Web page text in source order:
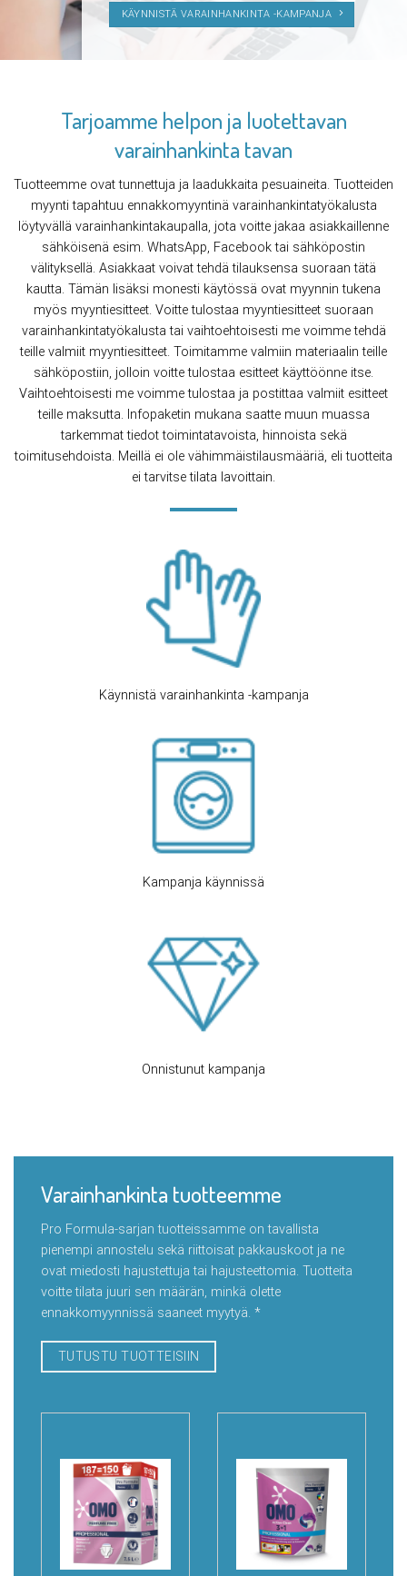
KÄYNNISTÄ VARAINHANKINTA -KAMPANJA
Tarjoamme helpon ja luotettavan
varainhankinta tavan
Tuotteemme ovat tunnettuja ja laadukkaita pesuaineita. Tuotteiden
myynti tapahtuu ennakkomyyntinä varainhankintatyökalusta
löytyvällä varainhankintakaupalla, jota voitte jakaa asiakkaillenne
sähköisenä esim. WhatsApp, Facebook tai sähköpostin
välityksellä. Asiakkaat voivat tehdä tilauksensa suoraan tätä
kautta. Tämän lisäksi monesti käytössä ovat myynnin tukena
myös myyntiesitteet. Voitte tulostaa myyntiesitteet suoraan
varainhankintatyökalusta tai vaihtoehtoisesti me voimme tehdä
teille valmiit myyntiesitteet. Toimitamme valmiin materiaalin teille
sähköpostiin, jolloin voitte tulostaa esitteet käyttöönne itse.
Vaihtoehtoisesti me voimme tulostaa ja postittaa valmiit esitteet
teille maksutta. Infopaketin mukana saatte muun muassa
tarkemmat tiedot toimintatavoista, hinnoista sekä
toimitusehdoista. Meillä ei ole vähimmäistilausmääriä, eli tuotteita
ei tarvitse tilata lavoittain.
Käynnistä varainhankinta -kampanja
Kampanja käynnissä
Onnistunut kampanja
Varainhankinta tuotteemme
Pro Formula-sarjan tuotteissamme on tavallista
pienempi annostelu sekä riittoisat pakkauskoot ja ne
ovat miedosti hajustettuja tai hajusteettomia. Tuotteita
voitte tilata juuri sen määrän, minkä olette
ennakkomyynnissä saaneet myytyä. *
TUTUSTU TUOTTEISIIN